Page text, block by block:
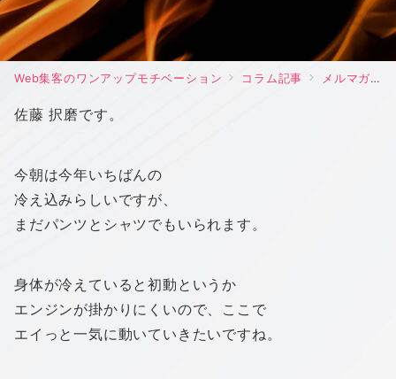
Web集客のワンアップモチベーション コラム記事 メルマガ
佐藤 択磨です。
今朝は今年いちばんの
冷え込みらしいですが、
まだパンツとシャツでもいられます。
身体が冷えていると初動というか
エンジンが掛かりにくいので、ここで
エイっと一気に動いていきたいですね。